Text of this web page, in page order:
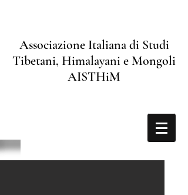
Associazione Italiana di Studi
Tibetani, Himalayani e Mongoli
AISTHiM